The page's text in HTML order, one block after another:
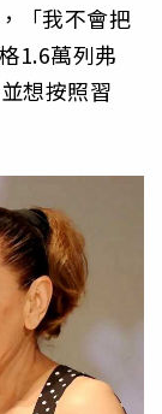
「我不會把
1.6萬列弗
想按照習